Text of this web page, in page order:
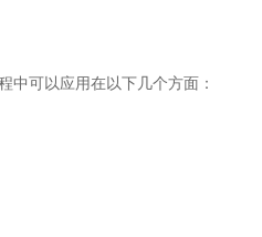
中可以应用在以下几个方面：